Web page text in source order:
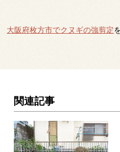
大阪府枚方市でクヌギの強剪定
関連記事